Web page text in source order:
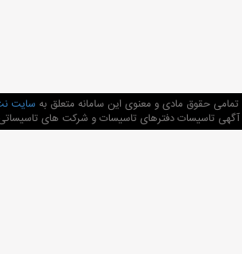
تمامی حقوق مادی و معنوی این سامانه متعلق به سایت
آگهی تاسیسات دفترهای تاسیسات و شرکت های تاسیساتی